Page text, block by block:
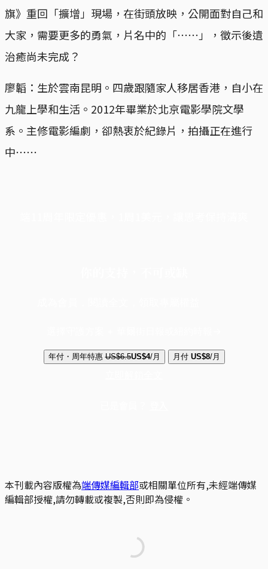
旗》重回「擴增」現場，在街頭放映，公開面對自己和
大家，需要更多的勇氣，片名中的「⋯⋯」，徵示後遺
治癒尚未完成？
廖韜：生於雲南昆明。四歲跟隨家人移居香港，自小在
九龍上學和生活。2012年畢業於北京電影學院文學
系。主修電影編劇，卻熱衷於紀錄片，拍攝正在進行
中⋯⋯
年付・周年特惠 US$6.5US$4/月 月付 US$8/月
本刊載內容版權為端傳媒編輯部或相關單位所有,未經端傳媒
編輯部授權,請勿轉載或複製,否則即為侵權。